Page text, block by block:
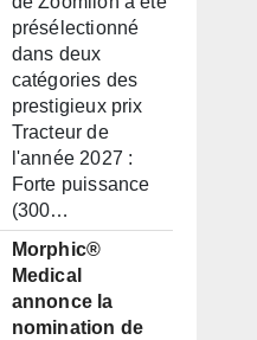
présélectionné
dans deux
catégories des
prestigieux prix
Tracteur de
l'année 2027 :
Forte puissance
(300…
Morphic®
Medical
annonce la
nomination de